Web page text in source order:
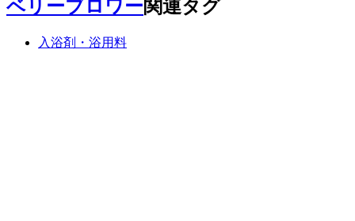
ベリーブロワー関連タグ
入浴剤・浴用料